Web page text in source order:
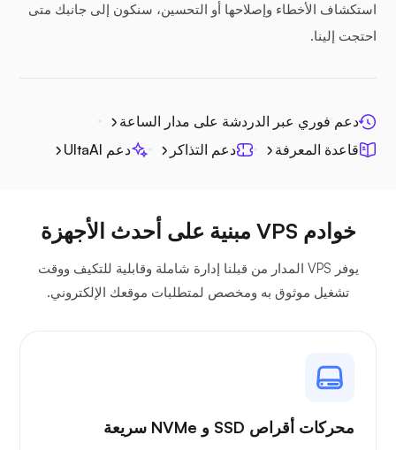
المنشور الضوئي
بليكس
استكشاف الأخطاء وإصلاحها أو التحسين، سنكون إلى جانبك متى
احتجت إلينا.
دعم فوري عبر الدردشة على مدار الساعة
قاعدة المعرفة
دعم التذاكر دعم UltaAI
خوادم VPS مبنية على أحدث الأجهزة
يوفر VPS المدار من قبلنا إدارة شاملة وقابلية للتكيف ووقت
تشغيل موثوق به ومخصص لمتطلبات موقعك الإلكتروني.
محركات أقراص SSD و NVMe سريعة